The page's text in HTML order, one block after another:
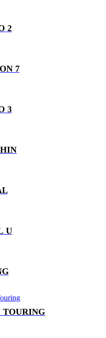
2
7
3
U
TOURING